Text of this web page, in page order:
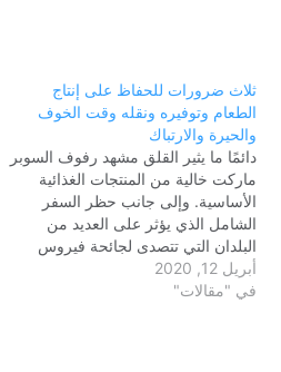
ثلاث ضرورات للحفاظ على إنتاج
الطعام وتوفيره ونقله وقت الخوف
والحيرة والارتباك
دائمًا ما يثير القلق مشهد رفوف السوبر
ماركت خالية من المنتجات الغذائية
الأساسية. وإلى جانب حظر السفر
الشامل الذي يؤثر على العديد من
البلدان التي تتصدى لجائحة فيروس
المرء للظن أن النقص في المواد
أبريل 12, 2020
في "مقالات"